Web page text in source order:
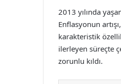
2013 yılında
Enflasyonun
karakteristik
ilerleyen süreçte
zorunlu kıldı.